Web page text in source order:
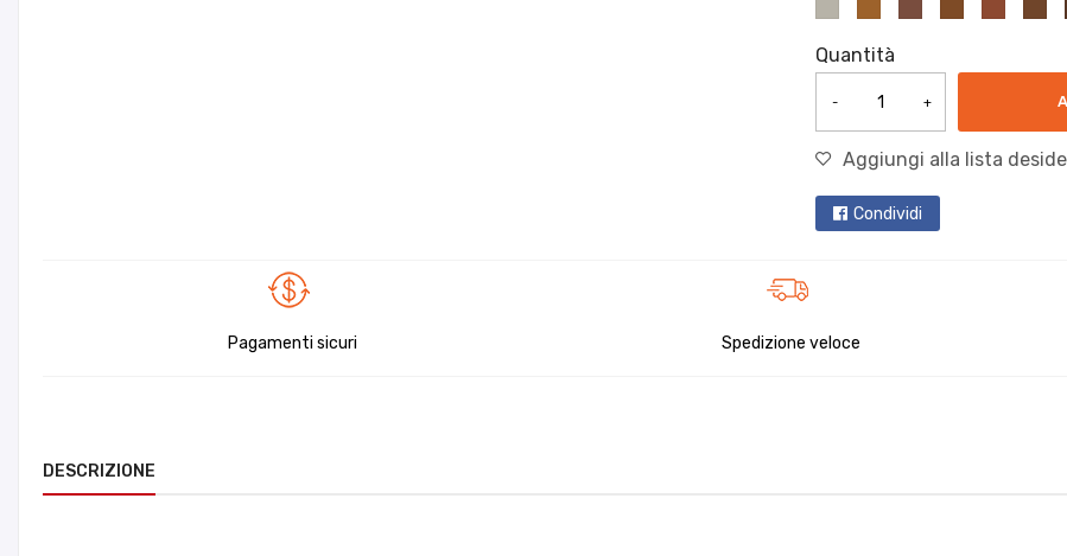
Quantità
- +
Aggiungi alla lista
Condividi
Pagamenti sicuri Spedizione veloce
DESCRIZIONE